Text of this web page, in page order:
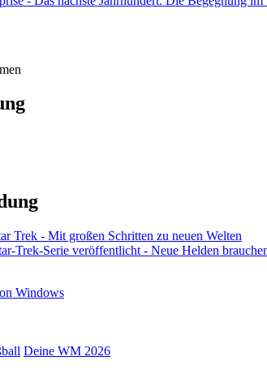
Trek - Mit großen Schritten zu neuen Welten
Trek-Serie veröffentlicht - Neue Helden
Windows
Deine WM 2026